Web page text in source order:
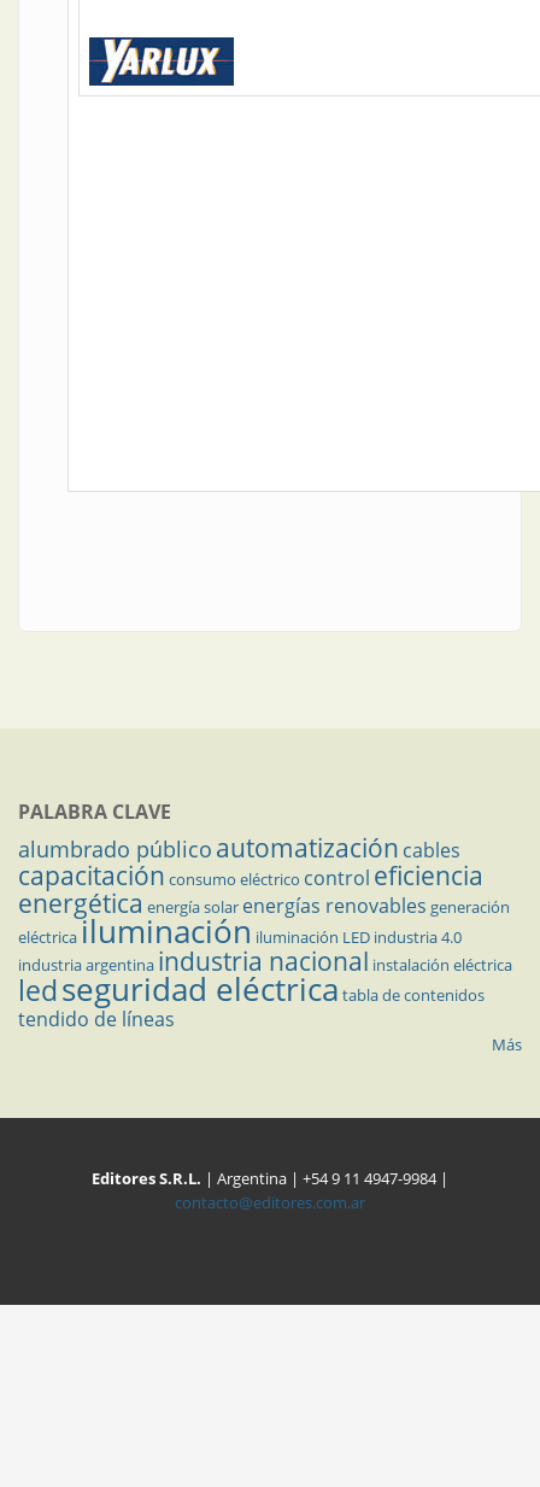
PALABRA CLAVE
alumbrado público automatización cables
capacitación consumo eléctrico control eficiencia
energética energía solar energías renovables generación
eléctricailuminación iluminación LED industria 4.0
industria argentina industria nacional instalación eléctrica
ledseguridad eléctrica tabla de contenidos
tendido de líneas
Más
Editores S.R.L. | Argentina | +54 9 11 4947-9984 |
contacto@editores.com.ar